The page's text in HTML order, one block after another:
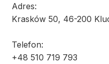
Adres:
Krasków 50, 46-200
Telefon:
+48 510 719 793